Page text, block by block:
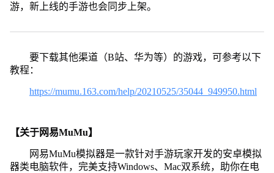
游，新上线的手游也会同步上架。
要下载其他渠道（B站、华为等）的游戏，可参考以下
教程：
https://mumu.163.com/help/20210525/35044_949950.html
【关于网易MuMu】
网易MuMu模拟器是一款针对手游玩家开发的安卓模拟
器类电脑软件，完美支持Windows、Mac双系统，助你在电